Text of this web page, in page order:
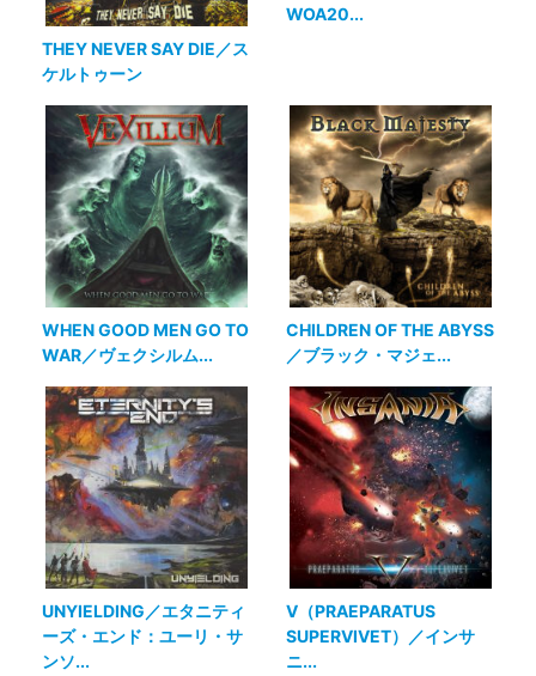
THEY NEVER SAY DIE／ス
ケルトゥーン
WOA20...
WHEN GOOD MEN GO TO
WAR／ヴェクシルム...
CHILDREN OF THE ABYSS
／ブラック・マジェ...
UNYIELDING／エタニティ
ーズ・エンド：ユーリ・サ
ンソ...
Ⅴ（PRAEPARATUS
SUPERVIVET）／インサ
ニ...